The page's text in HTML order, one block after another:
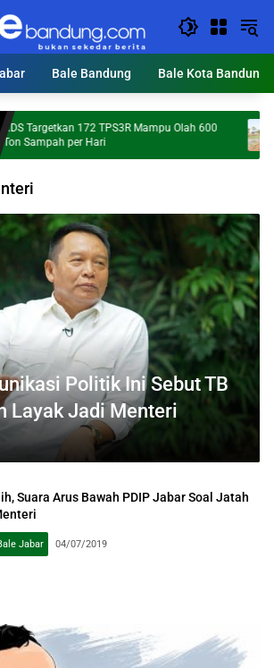
Bale Bandung Bale Kota Bandung
172 TPS3R Mampu Olah 600
per Hari
Politik Ini Sebut TB
Layak Jadi Menteri
Suara Arus Bawah PDIP Jabar Soal Jatah
Jabar 04/07/2019